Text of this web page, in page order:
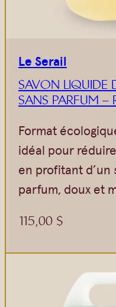
Le Serail
SAVON LIQUIDE
SANS PARFUM –
Format
idéal pour
en profitant d’un
parfum, doux et
115,00 $